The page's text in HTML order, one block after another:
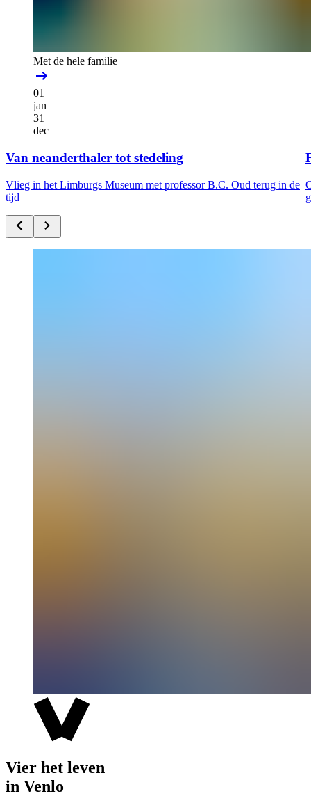
Met de hele familie
01
jan
31
dec
Van neanderthaler tot stedeling
Vlieg in het Limburgs Museum met professor B.C. Oud terug in de
tijd
Vier het leven
in Venlo